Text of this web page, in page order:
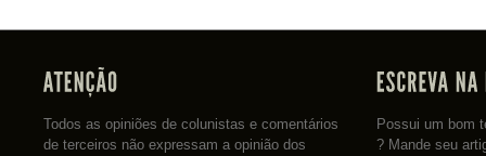
Todos as opiniões de colunistas e comentários
de terceiros não expressam a opinião dos
Possui um bom
? Mande seu